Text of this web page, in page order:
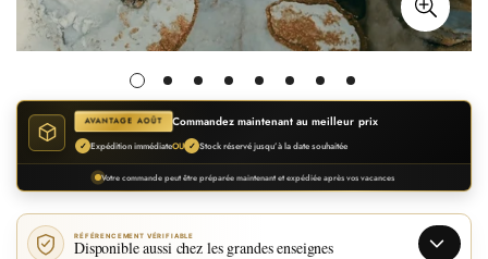
AVANTAGE AOÛT Commandez maintenant au meilleur prix
✓ Expédition immédiateOU ✓ Stock réservé jusqu’à la date souhaitée
Votre commande peut être préparée maintenant et expédiée après vos vacances
RÉFÉRENCEMENT VÉRIFIABLE
Disponible aussi chez les grandes enseignes